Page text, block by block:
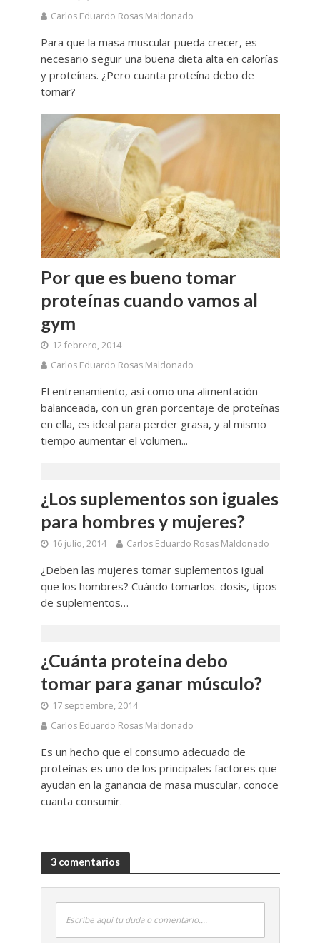
Carlos Eduardo Rosas Maldonado
Para que la masa muscular pueda crecer, es
necesario seguir una buena dieta alta en calorías
y proteínas. ¿Pero cuanta proteína debo de
tomar?
Por que es bueno tomar
proteínas cuando vamos al
gym
12 febrero, 2014
Carlos Eduardo Rosas Maldonado
El entrenamiento, así como una alimentación
balanceada, con un gran porcentaje de proteínas
en ella, es ideal para perder grasa, y al mismo
tiempo aumentar el volumen...
¿Los suplementos son iguales
para hombres y mujeres?
16 julio, 2014 Carlos Eduardo Rosas Maldonado
¿Deben las mujeres tomar suplementos igual
que los hombres? Cuándo tomarlos. dosis, tipos
de suplementos…
¿Cuánta proteína debo
tomar para ganar músculo?
17 septiembre, 2014
Carlos Eduardo Rosas Maldonado
Es un hecho que el consumo adecuado de
proteínas es uno de los principales factores que
ayudan en la ganancia de masa muscular, conoce
cuanta consumir.
3 comentarios
Escribe aquí tu duda o comentario....